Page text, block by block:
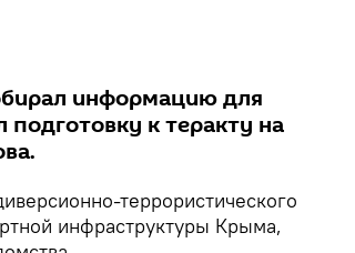
информацию для
подготовку к теракту на
террористического
инфраструктуры Крыма,